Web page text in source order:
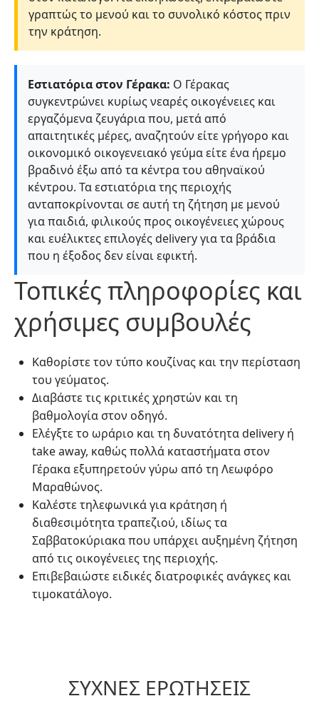
γραπτώς το μενού και το συνολικό κόστος πριν
την κράτηση.
Εστιατόρια στον Γέρακα: Ο Γέρακας
συγκεντρώνει κυρίως νεαρές οικογένειες και
εργαζόμενα ζευγάρια που, μετά από
απαιτητικές μέρες, αναζητούν είτε γρήγορο και
οικονομικό οικογενειακό γεύμα είτε ένα ήρεμο
βραδινό έξω από τα κέντρα του αθηναϊκού
κέντρου. Τα εστιατόρια της περιοχής
ανταποκρίνονται σε αυτή τη ζήτηση με μενού
για παιδιά, φιλικούς προς οικογένειες χώρους
και ευέλικτες επιλογές delivery για τα βράδια
που η έξοδος δεν είναι εφικτή.
Τοπικές πληροφορίες και
χρήσιμες συμβουλές
Καθορίστε τον τύπο κουζίνας και την περίσταση
του γεύματος.
Διαβάστε τις κριτικές χρηστών και τη
βαθμολογία στον οδηγό.
Ελέγξτε το ωράριο και τη δυνατότητα delivery ή
take away, καθώς πολλά καταστήματα στον
Γέρακα εξυπηρετούν γύρω από τη Λεωφόρο
Μαραθώνος.
Καλέστε τηλεφωνικά για κράτηση ή
διαθεσιμότητα τραπεζιού, ιδίως τα
Σαββατοκύριακα που υπάρχει αυξημένη ζήτηση
από τις οικογένειες της περιοχής.
Επιβεβαιώστε ειδικές διατροφικές ανάγκες και
τιμοκατάλογο.
ΣΥΧΝΈΣ ΕΡΩΤΉΣΕΙΣ